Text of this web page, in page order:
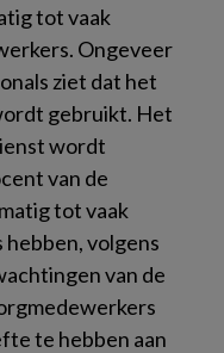
tot vaak
Ongeveer
ziet dat het
gebruikt. Het
wordt
van de
tot vaak
volgens
van de
te hebben aan